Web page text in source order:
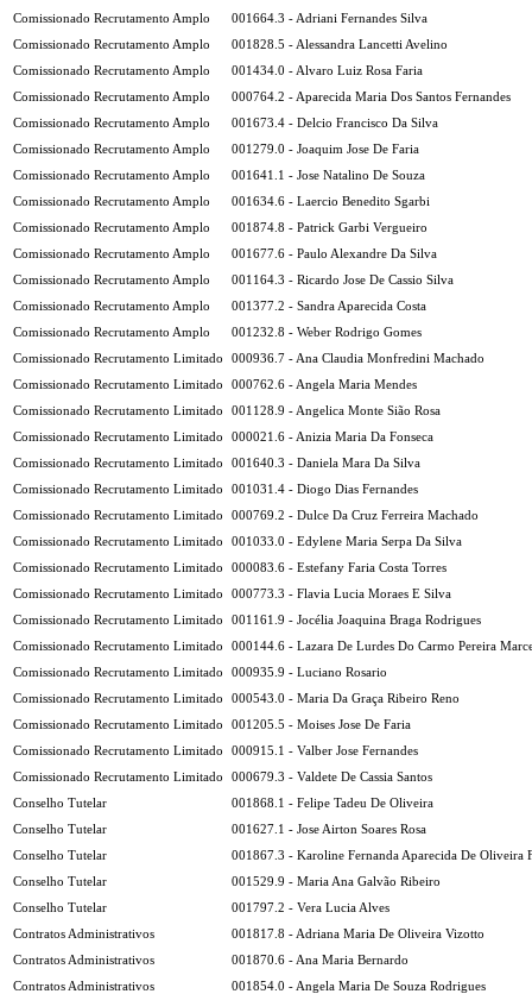
Comissionado Recrutamento Amplo
001664.3 - Adriani Fernandes Silva
Comissionado Recrutamento Amplo
001828.5 - Alessandra Lancetti Avelino
Comissionado Recrutamento Amplo
001434.0 - Alvaro Luiz Rosa Faria
Comissionado Recrutamento Amplo
000764.2 - Aparecida Maria Dos Santos Fernandes
Comissionado Recrutamento Amplo
001673.4 - Delcio Francisco Da Silva
Comissionado Recrutamento Amplo
001279.0 - Joaquim Jose De Faria
Comissionado Recrutamento Amplo
001641.1 - Jose Natalino De Souza
Comissionado Recrutamento Amplo
001634.6 - Laercio Benedito Sgarbi
Comissionado Recrutamento Amplo
001874.8 - Patrick Garbi Vergueiro
Comissionado Recrutamento Amplo
001677.6 - Paulo Alexandre Da Silva
Comissionado Recrutamento Amplo
001164.3 - Ricardo Jose De Cassio Silva
Comissionado Recrutamento Amplo
001377.2 - Sandra Aparecida Costa
Comissionado Recrutamento Amplo
001232.8 - Weber Rodrigo Gomes
Comissionado Recrutamento Limitado
000936.7 - Ana Claudia Monfredini Machado
Comissionado Recrutamento Limitado
000762.6 - Angela Maria Mendes
Comissionado Recrutamento Limitado
001128.9 - Angelica Monte Sião Rosa
Comissionado Recrutamento Limitado
000021.6 - Anizia Maria Da Fonseca
Comissionado Recrutamento Limitado
001640.3 - Daniela Mara Da Silva
Comissionado Recrutamento Limitado
001031.4 - Diogo Dias Fernandes
Comissionado Recrutamento Limitado
000769.2 - Dulce Da Cruz Ferreira Machado
Comissionado Recrutamento Limitado
001033.0 - Edylene Maria Serpa Da Silva
Comissionado Recrutamento Limitado
000083.6 - Estefany Faria Costa Torres
Comissionado Recrutamento Limitado
000773.3 - Flavia Lucia Moraes E Silva
Comissionado Recrutamento Limitado
001161.9 - Jocélia Joaquina Braga Rodrigues
Comissionado Recrutamento Limitado
000144.6 - Lazara De Lurdes Do Carmo Pereira
Comissionado Recrutamento Limitado
000935.9 - Luciano Rosario
Comissionado Recrutamento Limitado
000543.0 - Maria Da Graça Ribeiro Reno
Comissionado Recrutamento Limitado
001205.5 - Moises Jose De Faria
Comissionado Recrutamento Limitado
000915.1 - Valber Jose Fernandes
Comissionado Recrutamento Limitado
000679.3 - Valdete De Cassia Santos
Conselho Tutelar
001868.1 - Felipe Tadeu De Oliveira
Conselho Tutelar
001627.1 - Jose Airton Soares Rosa
Conselho Tutelar
001867.3 - Karoline Fernanda Aparecida De Oliveira
Conselho Tutelar
001529.9 - Maria Ana Galvão Ribeiro
Conselho Tutelar
001797.2 - Vera Lucia Alves
Contratos Administrativos
001817.8 - Adriana Maria De Oliveira Vizotto
Contratos Administrativos
001870.6 - Ana Maria Bernardo
Contratos Administrativos
001854.0 - Angela Maria De Souza Rodrigues